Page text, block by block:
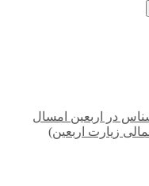
زیارت اربعین)